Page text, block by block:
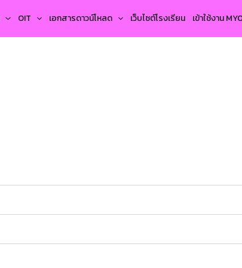
OIT เอกสารดาวน์โหลด เว็บไซต์โรงเรียน เข้าใช้งาน